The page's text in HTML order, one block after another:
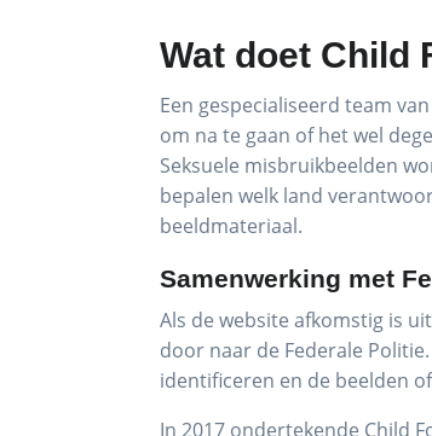
Wat doet Child
Een gespecialiseerd team
om na te gaan of het wel
Seksuele misbruikbeelden
bepalen welk land
beeldmateriaal.
Samenwerking met
Als de website afkomstig is
door naar de Federale
identificeren en de beelden
In 2017 ondertekende Child